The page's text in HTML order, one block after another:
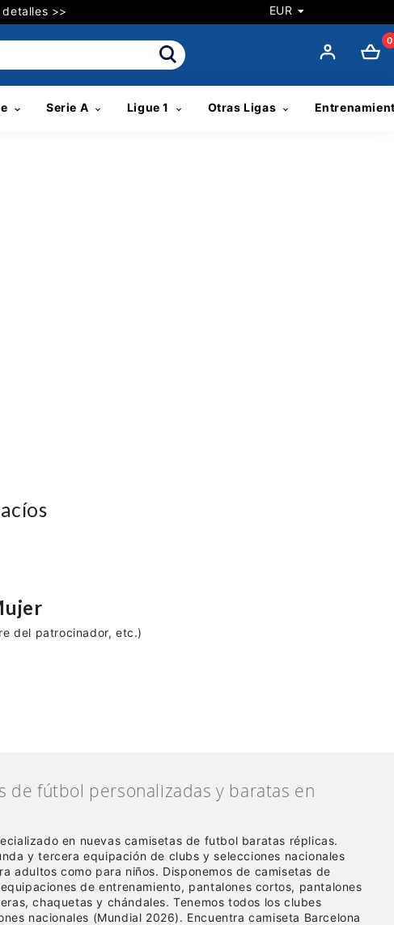
EUR
detalles >>
0
Serie A Ligue 1 Otras Ligas
del patrocinador, etc.)
de fútbol personalizadas y baratas en
en nuevas camisetas de futbol baratas réplicas.
y tercera equipación de clubs y selecciones nacionales
adultos como para niños. Disponemos de camisetas de
de entrenamiento, pantalones cortos, pantalones
chaquetas y chándales. Tenemos todos los clubes
nacionales (Mundial 2026). Encuentra camiseta Barcelona